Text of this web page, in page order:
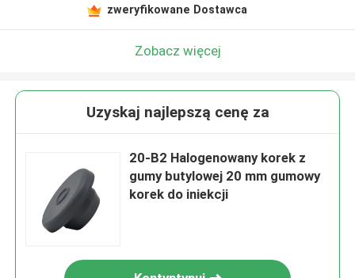
zweryfikowane Dostawca
Zobacz więcej
Uzyskaj najlepszą cenę za
20-B2 Halogenowany korek z
gumy butylowej 20 mm gumowy
korek do iniekcji